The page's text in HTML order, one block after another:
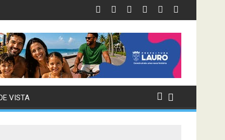
VISTA